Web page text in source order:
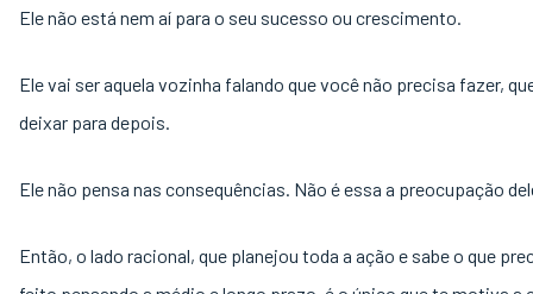
Ele não está nem aí para o seu sucesso ou crescimento.
Ele vai ser aquela vozinha falando que você não precisa fazer,
deixar para depois.
Ele não pensa nas consequências. Não é essa a preocupação
Então, o lado racional, que planejou toda a ação e sabe o que